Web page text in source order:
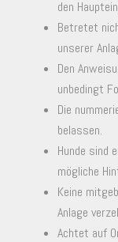
den
Betretet
unserer
Den
unbedingt
Die
belassen.
Hunde sind
mögliche
Keine
Anlage
Achtet auf